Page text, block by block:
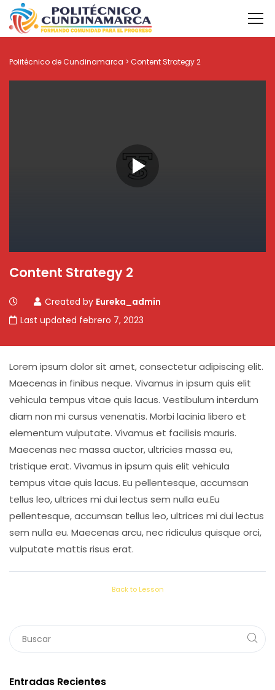
Politécnico de Cundinamarca > Content Strategy 2
Content Strategy 2
Created by Eureka_admin
Last updated febrero 7, 2023
Lorem ipsum dolor sit amet, consectetur adipiscing elit.
Maecenas in finibus neque. Vivamus in ipsum quis elit
vehicula tempus vitae quis lacus. Vestibulum interdum
diam non mi cursus venenatis. Morbi lacinia libero et
elementum vulputate. Vivamus et facilisis mauris.
Maecenas nec massa auctor, ultricies massa eu,
tristique erat. Vivamus in ipsum quis elit vehicula
tempus vitae quis lacus. Eu pellentesque, accumsan
tellus leo, ultrices mi dui lectus sem nulla eu.Eu
pellentesque, accumsan tellus leo, ultrices mi dui lectus
sem nulla eu. Maecenas arcu, nec ridiculus quisque orci,
vulputate mattis risus erat.
Back to Lesson
Entradas Recientes